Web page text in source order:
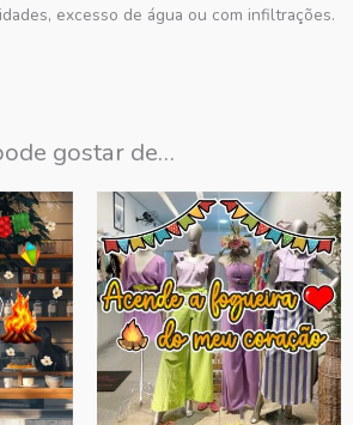
excesso de água ou com infiltrações.
gostar de…